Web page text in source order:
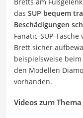
das SUP bequem
Beschädigungen
Fanatic-SUP-
Brett sicher
beispielsweise
den Modellen
vorhanden.
Videos zum